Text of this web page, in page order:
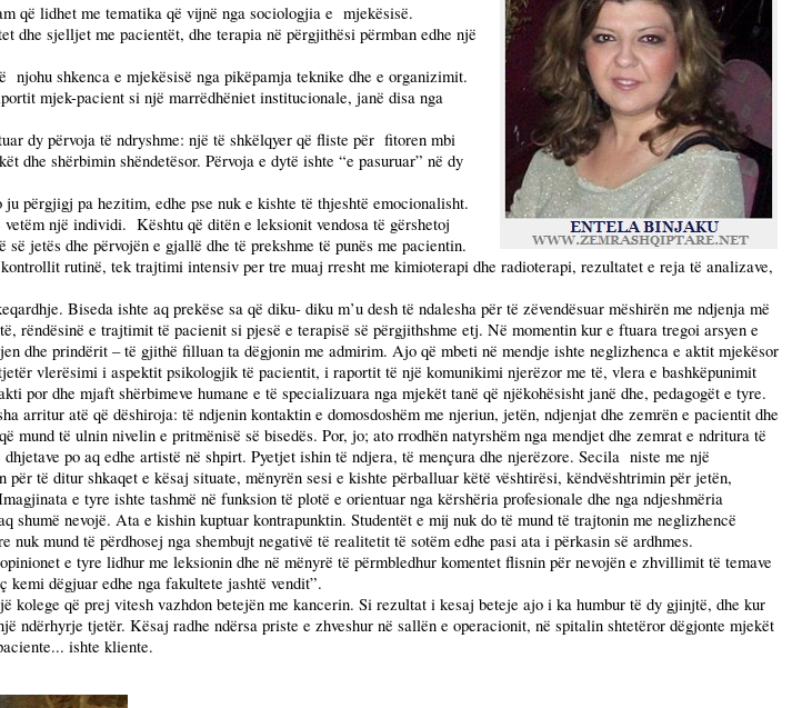
që lidhet me tematika që vijnë nga sociologjia e mjekësisë.
dhe sjelljet me pacientët, dhe terapia në përgjithësi përmban edhe një
njohu shkenca e mjekësisë nga pikëpamja teknike dhe e organizimit.
mjek-pacient si një marrëdhëniet institucionale, janë disa nga
dy përvoja të ndryshme: një të shkëlqyer që fliste për fitoren mbi
dhe shërbimin shëndetësor. Përvoja e dytë ishte “e pasuruar” në dy
përgjigj pa hezitim, edhe pse nuk e kishte të thjeshtë emocionalisht.
vetëm një individi. Kështu që ditën e leksionit vendosa të gërshetoj
jetës dhe përvojën e gjallë dhe të prekshme të punës me pacientin.
rutinë, tek trajtimi intensiv per tre muaj rresht me kimioterapi dhe radioterapi, rezultatet e reja të analizave,
Biseda ishte aq prekëse sa që diku- diku m’u desh të ndalesha për të zëvendësuar mëshirën me ndjenja më
rëndësinë e trajtimit të pacienit si pjesë e terapisë së përgjithshme etj. Në momentin kur e ftuara tregoi arsyen e
dhe prindërit – të gjithë filluan ta dëgjonin me admirim. Ajo që mbeti në mendje ishte neglizhenca e aktit mjekësor
vlerësimi i aspektit psikologjik të pacientit, i raportit të një komunikimi njerëzor me të, vlera e bashkëpunimit
por dhe mjaft shërbimeve humane e të specializuara nga mjekët tanë që njëkohësisht janë dhe, pedagogët e tyre.
atë që dëshiroja: të ndjenin kontaktin e domosdoshëm me njeriun, jetën, ndjenjat dhe zemrën e pacientit dhe
të ulnin nivelin e pritmënisë së bisedës. Por, jo; ato rrodhën natyrshëm nga mendjet dhe zemrat e ndritura të
dhjetave po aq edhe artistë në shpirt. Pyetjet ishin të ndjera, të mençura dhe njerëzore. Secila niste me një
të ditur shkaqet e kësaj situate, mënyrën sesi e kishte përballuar këtë vështirësi, këndvështrimin për jetën,
e tyre ishte tashmë në funksion të plotë e orientuar nga kërshëria profesionale dhe nga ndjeshmëria
shumë nevojë. Ata e kishin kuptuar kontrapunktin. Studentët e mij nuk do të mund të trajtonin me neglizhencë
mund të përdhosej nga shembujt negativë të realitetit të sotëm edhe pasi ata i përkasin së ardhmes.
e tyre lidhur me leksionin dhe në mënyrë të përmbledhur komentet flisnin për nevojën e zhvillimit të temave
dëgjuar edhe nga fakultete jashtë vendit”.
kolege që prej vitesh vazhdon betejën me kancerin. Si rezultat i kesaj beteje ajo i ka humbur të dy gjinjtë, dhe kur
ndërhyrje tjetër. Kësaj radhe ndërsa priste e zhveshur në sallën e operacionit, në spitalin shtetëror dëgjonte mjekët
ishte kliente.